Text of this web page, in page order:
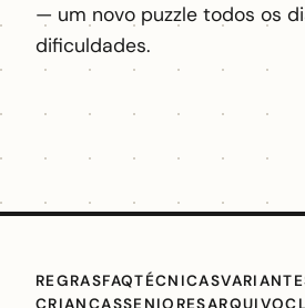
— um novo puzzle todos os
dificuldades.
REGRASFAQTÉCNICAS
CRIANÇASSENIORESARQUIVO